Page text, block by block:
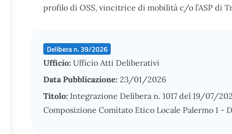
profilo di OSS, vincitrice di mobilità c/o l’ASP di
Delibera n. 39/2026
Ufficio: Ufficio Atti Deliberativi
Data Pubblicazione: 23/01/2026
Titolo: Integrazione Delibera n. 1017 del 19/07/
Composizione Comitato Etico Locale Palermo 1 -